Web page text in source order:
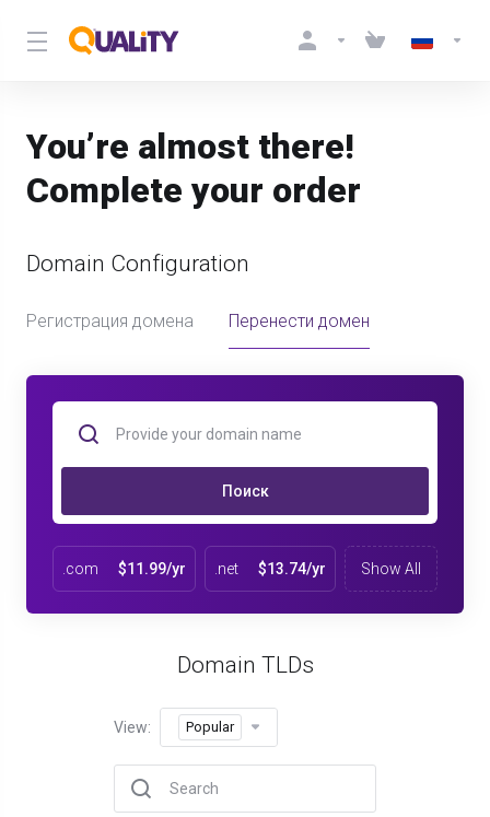
You’re almost there!
Complete your order
Domain Configuration
Регистрация домена Перенести домен
Поиск
.com $11.99/yr .net $13.74/yr Show All
Domain TLDs
View: Popular